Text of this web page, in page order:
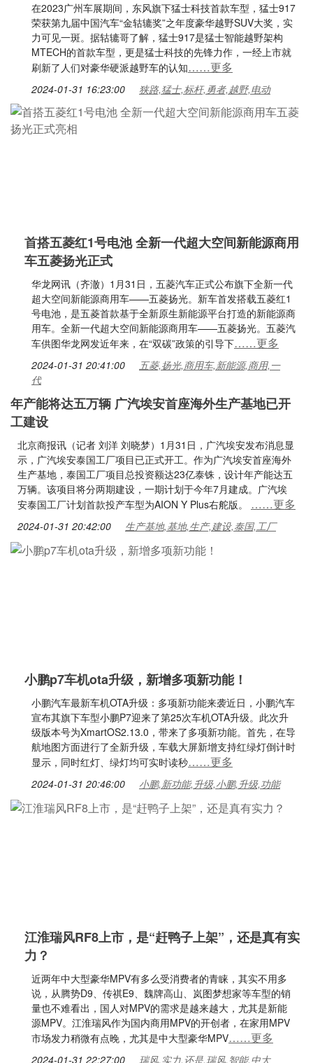
在2023广州车展期间，东风旗下猛士科技首款车型，猛士917
荣获第九届中国汽车“金轱辘奖”之年度豪华越野SUV大奖，实
力可见一斑。据轱辘哥了解，猛士917是猛士智能越野架构
MTECH的首款车型，更是猛士科技的先锋力作，一经上市就
刷新了人们对豪华硬派越野车的认知……更多
2024-01-31 16:23:00 狭路,猛士,标杆,勇者,越野,电动
首搭五菱红1号电池 全新一代超大空间新能源商用
车五菱扬光正式
华龙网讯（齐澈）1月31日，五菱汽车正式公布旗下全新一代
超大空间新能源商用车——五菱扬光。新车首发搭载五菱红1
号电池，是五菱首款基于全新原生新能源平台打造的新能源商
用车。全新一代超大空间新能源商用车——五菱扬光。五菱汽
车供图华龙网发近年来，在“双碳”政策的引导下……更多
2024-01-31 20:41:00
五菱,扬光,商用车,新能源,商用,一
代
年产能将达五万辆 广汽埃安首座海外生产基地已开
工建设
北京商报讯（记者 刘洋 刘晓梦）1月31日，广汽埃安发布消息显
示，广汽埃安泰国工厂项目已正式开工。作为广汽埃安首座海外
生产基地，泰国工厂项目总投资额达23亿泰铢，设计年产能达五
万辆。该项目将分两期建设，一期计划于今年7月建成。广汽埃
安泰国工厂计划首款投产车型为AION Y Plus右舵版。 ……更多
2024-01-31 20:42:00 生产基地,基地,生产,建设,泰国,工厂
小鹏p7车机ota升级，新增多项新功能！
小鹏汽车最新车机OTA升级：多项新功能来袭近日，小鹏汽车
宣布其旗下车型小鹏P7迎来了第25次车机OTA升级。此次升
级版本号为XmartOS2.13.0，带来了多项新功能。首先，在导
航地图方面进行了全新升级，车载大屏新增支持红绿灯倒计时
显示，同时红灯、绿灯均可实时读秒……更多
2024-01-31 20:46:00 小鹏,新功能,升级,小鹏,升级,功能
江淮瑞风RF8上市，是“赶鸭子上架”，还是真有实
力？
近两年中大型豪华MPV有多么受消费者的青睐，其实不用多
说，从腾势D9、传祺E9、魏牌高山、岚图梦想家等车型的销
量也不难看出，国人对MPV的需求是越来越大，尤其是新能
源MPV。江淮瑞风作为国内商用MPV的开创者，在家用MPV
市场发力稍微有点晚，尤其是中大型豪华MPV……更多
2024-01-31 22:27:00 瑞风,实力,还是,瑞风,智能,中大